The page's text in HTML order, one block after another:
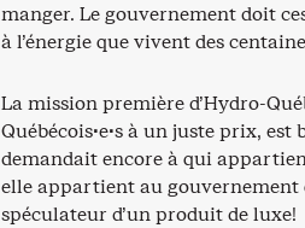
manger. Le gouvernement doit
à l’énergie que vivent des
La mission première d’Hydro-
Québécois·e·s à un juste prix,
demandait encore à qui
elle appartient au
spéculateur d’un produit de luxe!